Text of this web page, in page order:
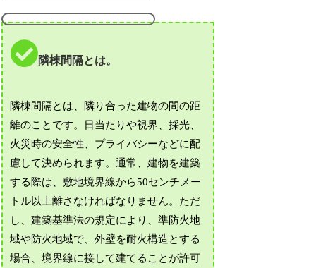
隣棟間隔とは。
隣棟間隔とは、隣り合った建物の間の距
離のことです。日当たりや視界、採光、
火災時の安全性、プライバシーなどに配
慮して決められます。通常、建物を建築
する際は、敷地境界線から50センチメー
トル以上離さなければなりません。ただ
し、建築基準法の規定により、準防火地
域や防火地域で、外壁を耐火構造とする
場合、境界線に接して建てることが許可